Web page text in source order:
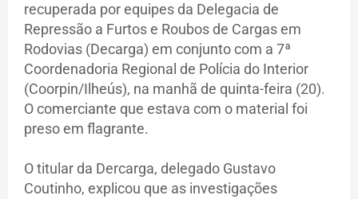
recuperada por equipes da Delegacia de
Repressão a Furtos e Roubos de Cargas em
Rodovias (Decarga) em conjunto com a 7ª
Coordenadoria Regional de Polícia do Interior
(Coorpin/Ilheús), na manhã de quinta-feira (20).
O comerciante que estava com o material foi
preso em flagrante.
O titular da Dercarga, delegado Gustavo
Coutinho, explicou que as investigações